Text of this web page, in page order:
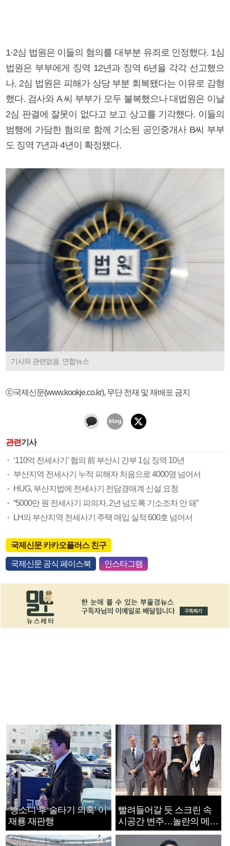
1·2심 법원은 이들의 혐의를 대부분 유죄로 인정했다. 1심
법원은 부부에게 징역 12년과 징역 6년을 각각 선고했으
나, 2심 법원은 피해가 상당 부분 회복됐다는 이유로 감형
했다. 검사와 A 씨 부부가 모두 불복했으나 대법원은 이날
2심 판결에 잘못이 없다고 보고 상고를 기각했다. 이들의
범행에 가담한 혐의로 함께 기소된 공인중개사 B씨 부부
도 징역 7년과 4년이 확정됐다.
기사와 관련없음. 연합뉴스
ⓒ국제신문(www.kookje.co.kr), 무단 전재 및 재배포 금지
관련기사
‘110억 전세사기’ 혐의 前 부산시 간부 1심 징역 10년
부산지역 전세사기 누적 피해자 처음으로 4000명 넘어서
HUG, 부산지법에 전세사기 전담경매계 신설 요청
“5000만 원 전세사기 피의자, 2년 넘도록 기소조차 안 돼”
LH의 부산지역 전세사기 주택 매입 실적 600호 넘어서
국제신문 카카오플러스 친구
국제신문 공식 페이스북 인스타그램
‘뺑소니 후 술타기 의혹’ 이
재룡 재판행
빨려들어갈 듯 스크린 속
시공간 변주…놀란의 메시
지는 ‘전쟁 속죄’